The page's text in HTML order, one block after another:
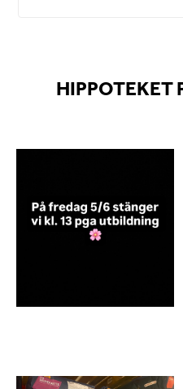
HIPPOTEKET